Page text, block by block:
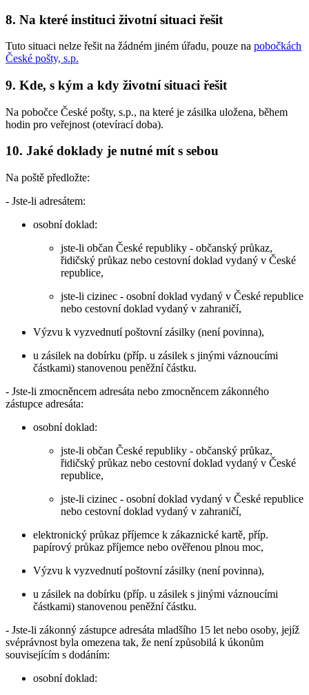
8. Na které instituci životní situaci řešit
Tuto situaci nelze řešit na žádném jiném úřadu, pouze na pobočkách
České pošty, s.p.
9. Kde, s kým a kdy životní situaci řešit
Na pobočce České pošty, s.p., na které je zásilka uložena, během
hodin pro veřejnost (otevírací doba).
10. Jaké doklady je nutné mít s sebou
Na poště předložte:
- Jste-li adresátem:
osobní doklad:
jste-li občan České republiky - občanský průkaz,
řidičský průkaz nebo cestovní doklad vydaný v České
republice,
jste-li cizinec - osobní doklad vydaný v České republice
nebo cestovní doklad vydaný v zahraničí,
Výzvu k vyzvednutí poštovní zásilky (není povinna),
u zásilek na dobírku (příp. u zásilek s jinými váznoucími
částkami) stanovenou peněžní částku.
- Jste-li zmocněncem adresáta nebo zmocněncem zákonného
zástupce adresáta:
osobní doklad:
jste-li občan České republiky - občanský průkaz,
řidičský průkaz nebo cestovní doklad vydaný v České
republice,
jste-li cizinec - osobní doklad vydaný v České republice
nebo cestovní doklad vydaný v zahraničí,
elektronický průkaz příjemce k zákaznické kartě, příp.
papírový průkaz příjemce nebo ověřenou plnou moc,
Výzvu k vyzvednutí poštovní zásilky (není povinna),
u zásilek na dobírku (příp. u zásilek s jinými váznoucími
částkami) stanovenou peněžní částku.
- Jste-li zákonný zástupce adresáta mladšího 15 let nebo osoby, jejíž
svéprávnost byla omezena tak, že není způsobilá k úkonům
souvisejícím s dodáním:
osobní doklad: